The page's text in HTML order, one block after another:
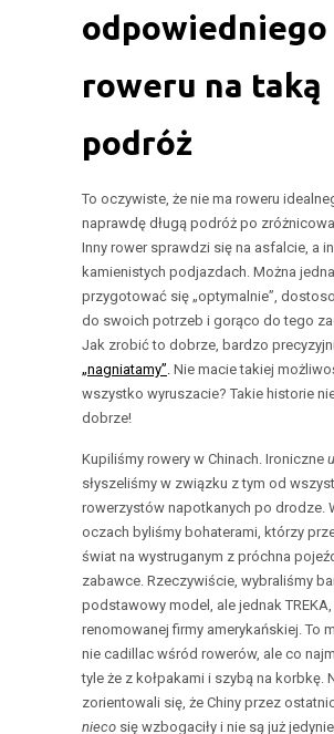
odpowiedniego
roweru na taką
podróż
To oczywiste, że nie ma roweru
naprawdę długą podróż po
Inny rower sprawdzi się na asfalcie, a
kamienistych podjazdach. Można
przygotować się „optymalnie”,
do swoich potrzeb i gorąco do tego
Jak zrobić to dobrze, bardzo
„nagniatamy” Nie macie takiej
wszystko wyruszacie? Takie historie
dobrze!
Kupiliśmy rowery w Chinach. Ironiczne
słyszeliśmy w związku z tym od
rowerzystów napotkanych po drodze.
oczach byliśmy bohaterami, którzy
świat na wystruganym z próchna
zabawce. Rzeczywiście, wybraliśmy
podstawowy model, ale jednak TREKA,
renomowanej firmy amerykańskiej. To
nie cadillac wśród rowerów, ale co
tyle że z kołpakami i szybą na korbkę.
zorientowali się, że Chiny przez
nieco się wzbogaciły i nie są już